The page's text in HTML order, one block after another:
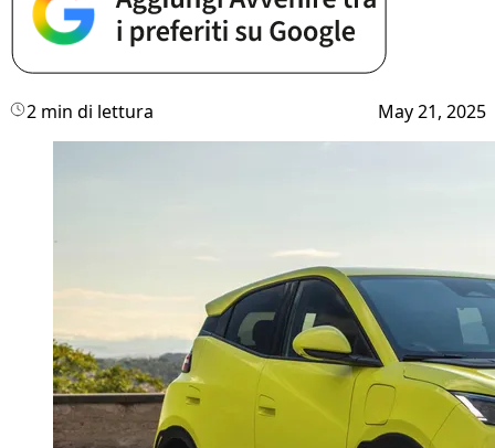
2 min di lettura May 21, 2025